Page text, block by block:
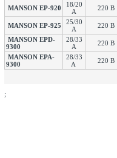
MANSON EP-920
18/20
A
220 В
MANSON EP-925
25/30
A
220 В
MANSON EPD-
9300
28/33
A
220 В
MANSON EPA-
9300
28/33
А
220 В
;